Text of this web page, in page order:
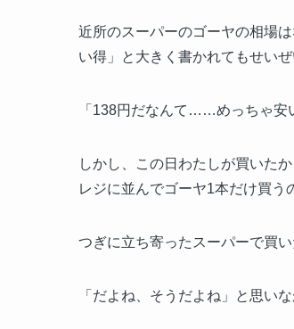
近所のスーパーのゴーヤの相場
い得」と大きく書かれてもせいぜ
「138円だなんて……めっちゃ安
しかし、この日わたしが買いた
レジに並んでゴーヤ1本だけ買う
つぎに立ち寄ったスーパーで買
「だよね、そうだよね」と思い